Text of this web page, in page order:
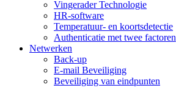
Vingerader Technologie
HR-software
Temperatuur- en koortsdetectie
Authenticatie met twee factoren
Netwerken
Back-up
E-mail Beveiliging
Beveiliging van eindpunten